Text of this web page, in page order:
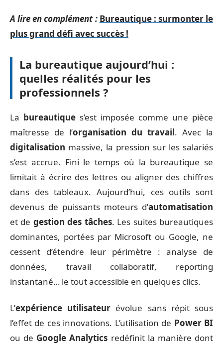
A lire en complément : Bureautique : surmonter le
plus grand défi avec succès !
La bureautique aujourd’hui :
quelles réalités pour les
professionnels ?
La bureautique s’est imposée comme une pièce
maîtresse de l’organisation du travail. Avec la
digitalisation massive, la pression sur les salariés
s’est accrue. Fini le temps où la bureautique se
limitait à écrire des lettres ou aligner des chiffres
dans des tableaux. Aujourd’hui, ces outils sont
devenus de puissants moteurs d’automatisation
et de gestion des tâches. Les suites bureautiques
dominantes, portées par Microsoft ou Google, ne
cessent d’étendre leur périmètre : analyse de
données, travail collaboratif, reporting
instantané… le tout accessible en quelques clics.
L’expérience utilisateur évolue sans répit sous
l’effet de ces innovations. L’utilisation de Power BI
ou de Google Analytics redéfinit la manière dont